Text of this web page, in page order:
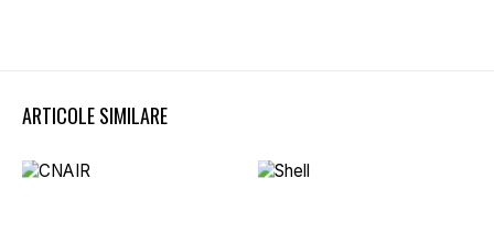
ARTICOLE SIMILARE